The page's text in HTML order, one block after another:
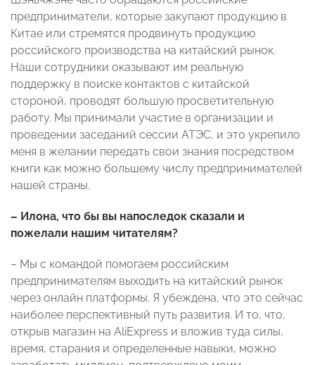
предприниматели, которые закупают продукцию в
Китае или стремятся продвинуть продукцию
российского производства на китайский рынок.
Наши сотрудники оказывают им реальную
поддержку в поиске контактов с китайской
стороной, проводят большую просветительную
работу. Мы принимали участие в организации и
проведении заседаний сессии АТЭС, и это укрепило
меня в желании передать свои знания посредством
книги как можно большему числу предпринимателей
нашей страны.
– Илона, что бы вы напоследок сказали и
пожелали нашим читателям?
– Мы с командой помогаем российским
предпринимателям выходить на китайский рынок
через онлайн платформы. Я убеждена, что это сейчас
наиболее перспективный путь развития. И то, что,
открыв магазин на AliExpress и вложив туда силы,
время, старания и определенные навыки, можно